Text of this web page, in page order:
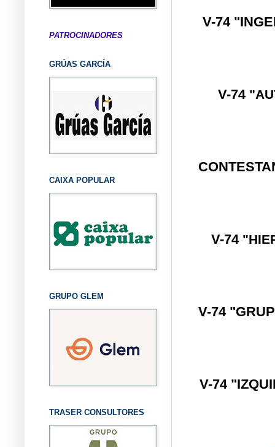
V-74
V-74
V-74
V-74
V-74
PATROCINADORES
GRÚAS GARCÍA
CAIXA POPULAR
GRUPO GLEM
TRASER CONSULTORES